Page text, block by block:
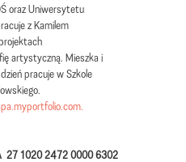
oraz Uniwersytetu
z Kamilem
artystyczną. Mieszka i
pracuje w Szkole
27 1020 2472 0000 6302